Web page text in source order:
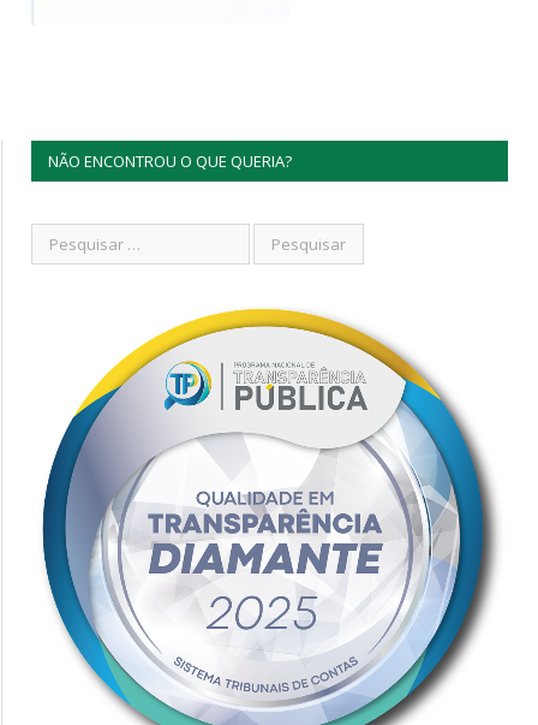
NÃO ENCONTROU O QUE QUERIA?